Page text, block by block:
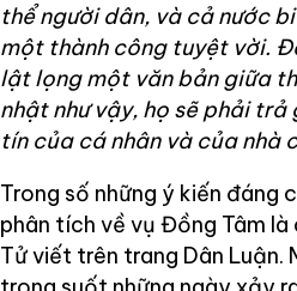
thể người dân, và cả nước
một thành công tuyệt vời.
lật lọng một văn bản giữa
nhật như vậy, họ sẽ phải
tín của cá nhân và của nhà
Trong số những ý kiến đáng
phân tích về vụ Đồng Tâm là
Tử viết trên trang Dân Luận.